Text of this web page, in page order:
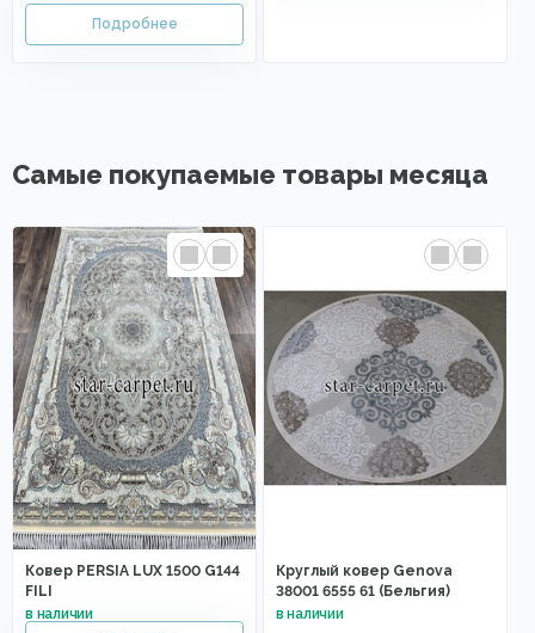
Самые покупаемые товары месяца
Ковер PERSIA LUX 1500 G144
FILI
Круглый ковер Genova
38001 6555 61 (Бельгия)